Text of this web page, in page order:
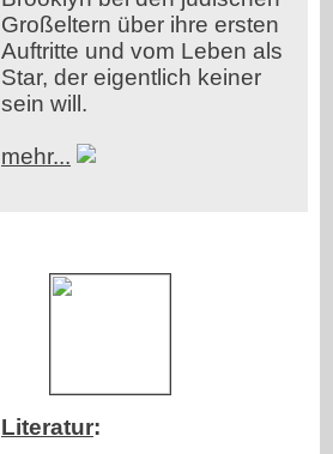
Großeltern über ihre ersten
Auftritte und vom Leben als
Star, der eigentlich keiner
sein will.
mehr...
Literatur: